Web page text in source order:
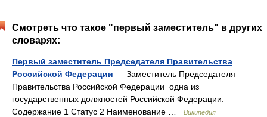
Смотреть что такое "первый заместитель" в других
словарях:
Первый заместитель Председателя Правительства
Российской Федерации — Заместитель Председателя
Правительства Российской Федерации одна из
государственных должностей Российской Федерации.
Содержание 1 Статус 2 Наименование …
Википедия